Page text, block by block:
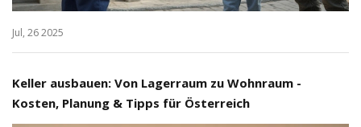
Jul, 26 2025
Keller ausbauen: Von Lagerraum zu Wohnraum -
Kosten, Planung & Tipps für Österreich